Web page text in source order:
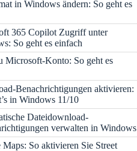
in Windows ändern: So geht es
365 Copilot Zugriff unter
So geht es einfach
Microsoft-Konto: So geht es
Benachrichtigungen aktivieren:
in Windows 11/10
Dateidownload-
verwalten in Windows
Maps: So aktivieren Sie Street